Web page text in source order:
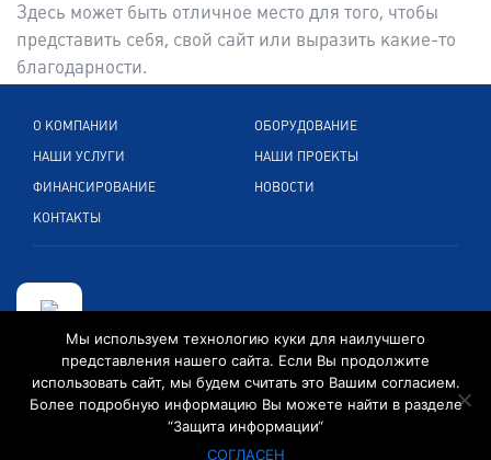
Здесь может быть отличное место для того, чтобы
представить себя, свой сайт или выразить какие-то
благодарности.
О КОМПАНИИ
НАШИ УСЛУГИ
ФИНАНСИРОВАНИЕ
КОНТАКТЫ
ОБОРУДОВАНИЕ
НАШИ ПРОЕКТЫ
НОВОСТИ
Кельнерштр. 265, 51149 Кельн, Германия
+49 2203 89 599 0
info@convexintl.de
Мы используем технологию куки для наилучшего
представления нашего сайта. Если Вы продолжите
использовать сайт, мы будем считать это Вашим согласием.
Более подробную информацию Вы можете найти в разделе
“Защита информации“
СОГЛАСЕН